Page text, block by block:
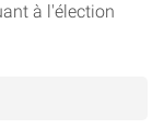
à l'élection